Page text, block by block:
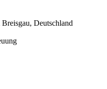
Deutschland